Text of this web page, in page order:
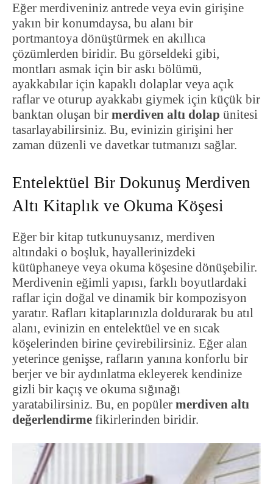
Eğer merdiveniniz antrede veya evin girişine
yakın bir konumdaysa, bu alanı bir
portmantoya dönüştürmek en akıllıca
çözümlerden biridir. Bu görseldeki gibi,
montları asmak için bir askı bölümü,
ayakkabılar için kapaklı dolaplar veya açık
raflar ve oturup ayakkabı giymek için küçük bir
banktan oluşan bir merdiven altı dolap ünitesi
tasarlayabilirsiniz. Bu, evinizin girişini her
zaman düzenli ve davetkar tutmanızı sağlar.
Entelektüel Bir Dokunuş Merdiven
Altı Kitaplık ve Okuma Köşesi
Eğer bir kitap tutkunuysanız, merdiven
altındaki o boşluk, hayallerinizdeki
kütüphaneye veya okuma köşesine dönüşebilir.
Merdivenin eğimli yapısı, farklı boyutlardaki
raflar için doğal ve dinamik bir kompozisyon
yaratır. Rafları kitaplarınızla doldurarak bu atıl
alanı, evinizin en entelektüel ve en sıcak
köşelerinden birine çevirebilirsiniz. Eğer alan
yeterince genişse, rafların yanına konforlu bir
berjer ve bir aydınlatma ekleyerek kendinize
gizli bir kaçış ve okuma sığınağı
yaratabilirsiniz. Bu, en popüler merdiven altı
değerlendirme fikirlerinden biridir.